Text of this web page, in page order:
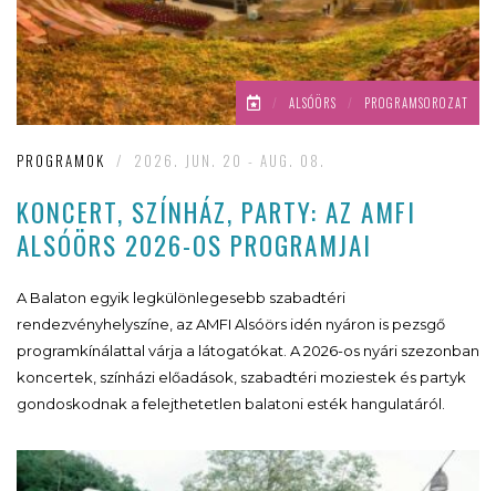
/ ALSÓÖRS / PROGRAMSOROZAT
PROGRAMOK / 2026. JUN. 20 - AUG. 08.
KONCERT, SZÍNHÁZ, PARTY: AZ AMFI
ALSÓÖRS 2026-OS PROGRAMJAI
A Balaton egyik legkülönlegesebb szabadtéri
rendezvényhelyszíne, az AMFI Alsóörs idén nyáron is pezsgő
programkínálattal várja a látogatókat. A 2026-os nyári szezonban
koncertek, színházi előadások, szabadtéri moziestek és partyk
gondoskodnak a felejthetetlen balatoni esték hangulatáról.